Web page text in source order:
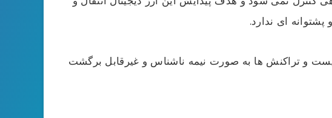
ای ندارد.
و تراکنش ها به صورت نیمه ناشناس و غیرقابل برگشت